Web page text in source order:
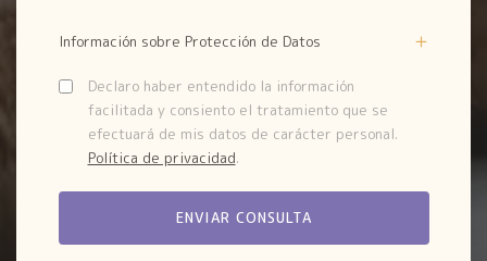
Información sobre Protección de Datos
Declaro haber entendido la información
facilitada y consiento el tratamiento que se
efectuará de mis datos de carácter personal.
Política de privacidad.